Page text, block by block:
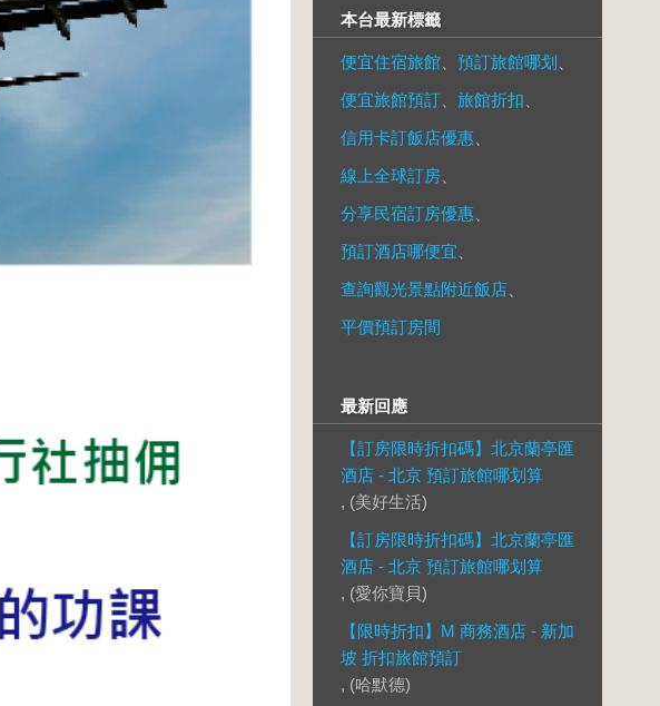
本台最新標籤
便宜住宿旅館 預訂旅館哪划
便宜旅館預訂
旅館折扣
信用卡訂飯店優惠
線上全球訂房
分享民宿訂房優惠
預訂酒店哪便宜
查詢觀光景點附近飯店
平價預訂房間
最新回應
【訂房限時折扣碼】北京蘭亭匯
酒店 - 北京 預訂旅館哪划算
, (美好生活)
【訂房限時折扣碼】北京蘭亭匯
酒店 - 北京 預訂旅館哪划算
, (愛你寶貝)
【限時折扣】M 商務酒店 - 新加
坡 折扣旅館預訂
, (哈默德)